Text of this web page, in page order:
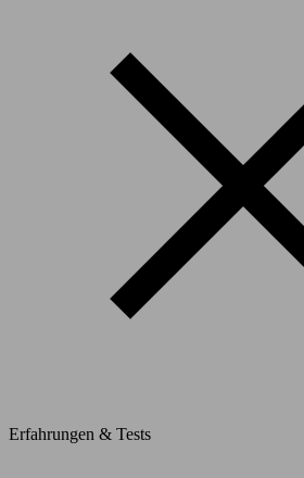
Erfahrungen & Tests